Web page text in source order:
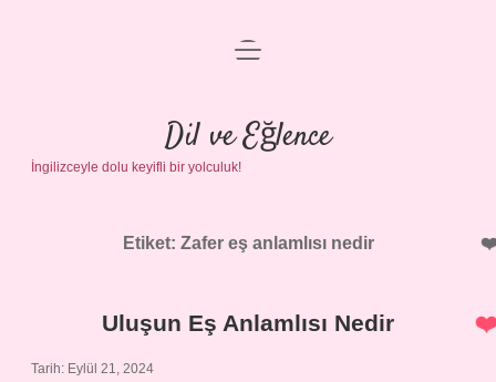
Anasayfa
Gizlilik Politikası
Yasal Uyarı
menüyü
Dil ve Eğlence
İngilizceyle dolu keyifli bir yolculuk!
Etiket: Zafer eş anlamlısı nedir
Uluşun Eş Anlamlısı Nedir
Tarih: Eylül 21, 2024